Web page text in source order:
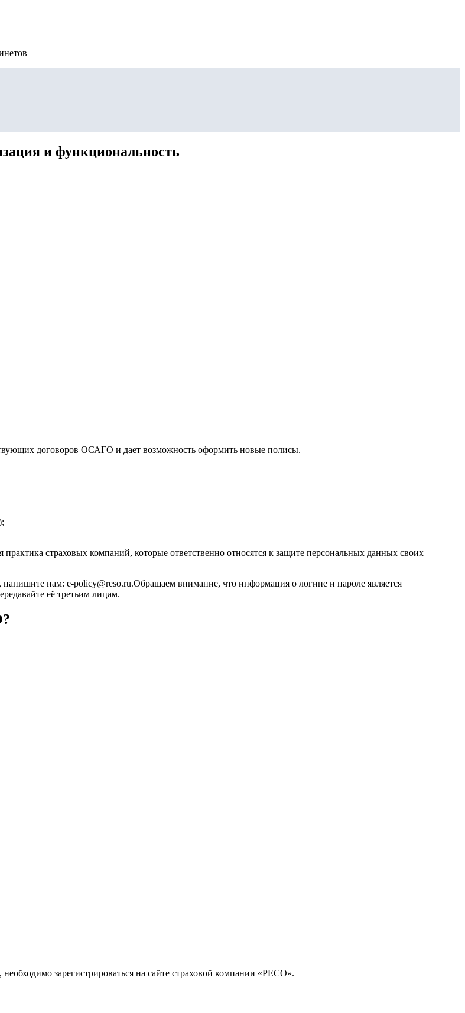
и функциональность
договоров ОСАГО и дает возможность оформить новые полисы.
страховых компаний, которые ответственно относятся к защите персональных данных своих
нам: e-policy@reso.ru.Обращаем внимание, что информация о логине и пароле является
её третьим лицам.
зарегистрироваться на сайте страховой компании «РЕСО».